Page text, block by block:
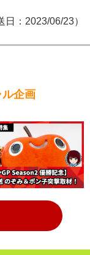
日：2023/06/23）
ル企画